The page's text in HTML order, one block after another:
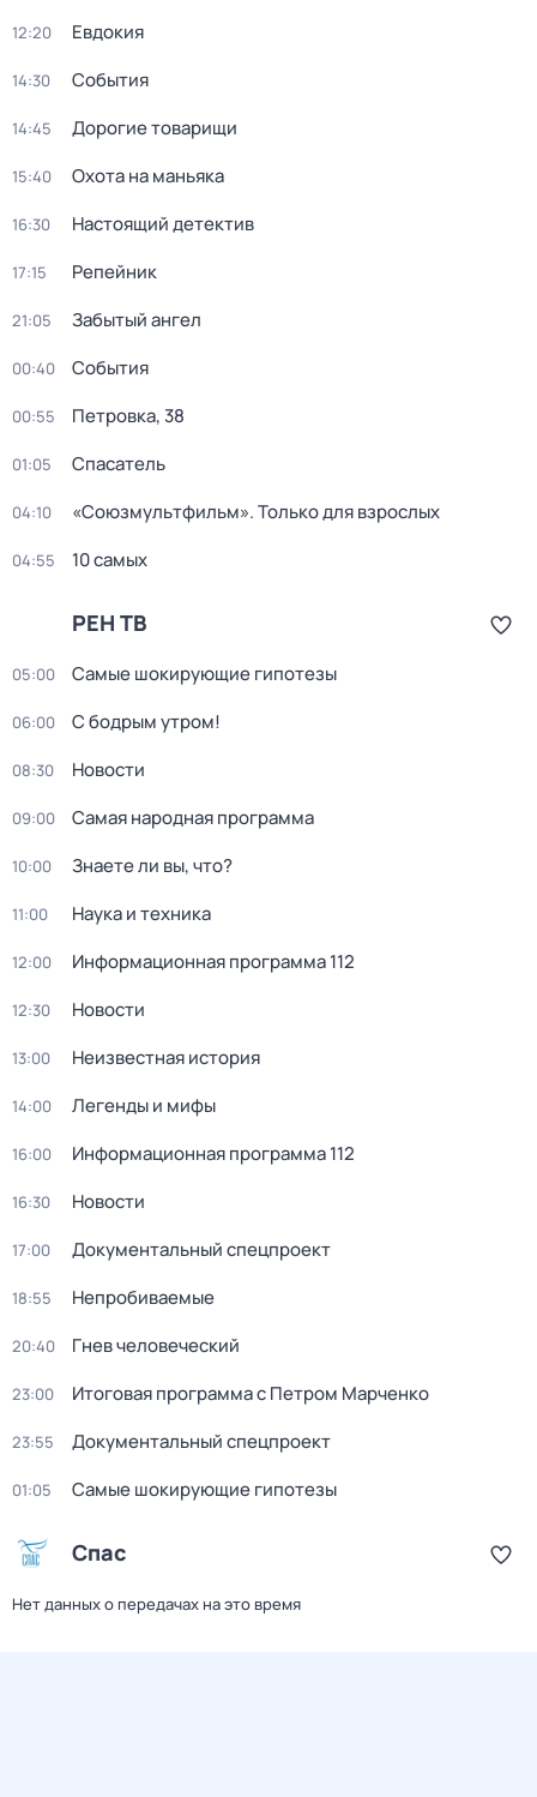
12:20 Евдокия
14:30 События
14:45 Дорогие товарищи
15:40 Охота на маньяка
16:30 Настоящий детектив
17:15 Репейник
21:05 Забытый ангел
00:40 События
00:55 Петровка, 38
01:05 Спасатель
04:10 «Союзмультфильм». Только для взрослых
04:55 10 самых
РЕН ТВ
05:00 Самые шoкиpующие гипотезы
06:00 С бодрым утром!
08:30 Новости
09:00 Самая народная программа
10:00 Знаете ли вы, что?
11:00 Наука и техника
12:00 Информационная программа 112
12:30 Новости
13:00 Неизвестная история
14:00 Легенды и мифы
16:00 Информационная программа 112
16:30 Новости
17:00 Документальный спецпроект
18:55 Непробиваемые
20:40 Гнев человеческий
23:00 Итоговая программа с Петром Марченко
23:55 Документальный спецпроект
01:05 Самые шoкиpующие гипотезы
Спас
Нет данных о передачах на это время